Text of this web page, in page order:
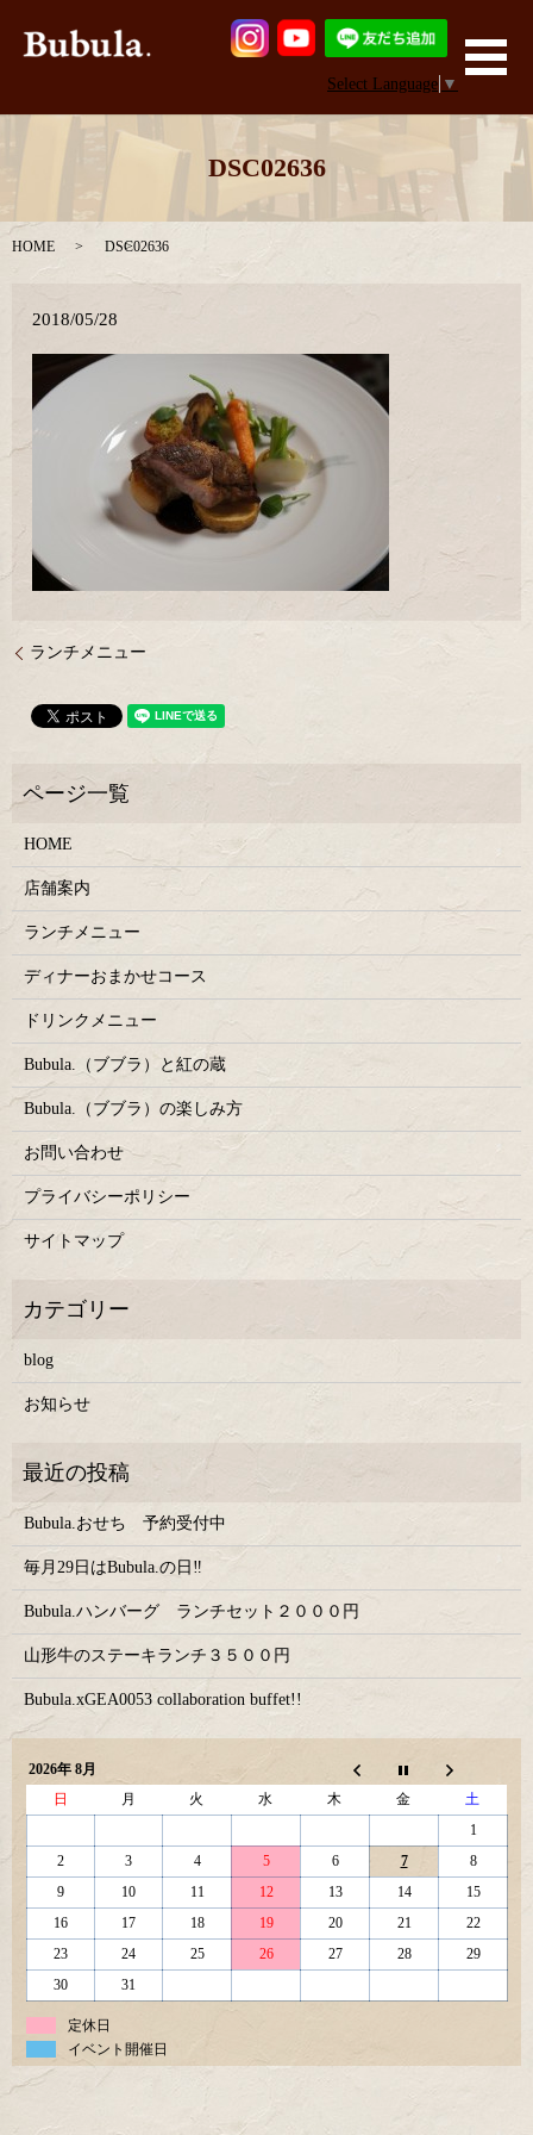
Select Language ▼
メ
DSC02636
HOME DSC02636
2018/05/28
ランチメニュー
HOME
店舗案内
ランチメニュー
ディナーおまかせコース
ドリンクメニュー
Bubula.（ブブラ）と紅の蔵
Bubula.（ブブラ）の楽しみ方
お問い合わせ
プライバシーポリシー
サイトマップ
blog
お知らせ
Bubula.おせち 予約受付中
毎月29日はBubula.の日‼
Bubula.ハンバーグ ランチセット２０００円
山形牛のステーキランチ３５００円
Bubula.xGEA0053 collaboration buffet!!
2026年 8月
日
月 火 水 木 金
土
1
2
3 4 5 6 7
8
9
10 11 12 13 14
15
16
17 18 19 20 21
22
23
24 25 26 27 28
29
30
31
定休日
イベント開催日